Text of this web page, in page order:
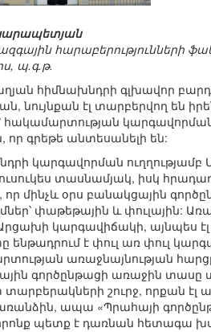
հարաբերությունների
պ.գ.թ.
հիմնախնդրի գլխավոր
նույնքան էլ տարբերվող են
հակամարտության
որ գրեթե անտեսանելի են:
կարգավորման ուղղությամբ
տասնամյակ, իսկ
մինչև օրս բանակցային
փաթեթային և փուլային:
կարգավիճակի, այնպես
ենթադրում է փուլ առ փուլ
առաջնայնության
գործընթացի առաջին տասը
շուրջ, որքան էլ
ապա «Պրահայի
պետք է դառնան հետագա